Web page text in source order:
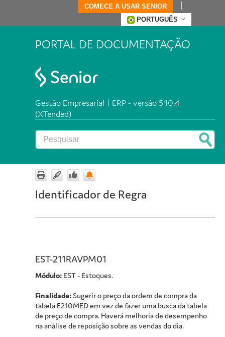
COMECE A USAR SENIOR
PORTUGUÊS
PORTAL DE DOCUMENTAÇÃO
Gestão Empresarial | ERP - versão 5.10.4
(XTended)
Identificador de Regra
EST-211RAVPM01
Módulo: EST - Estoques.
Finalidade:Sugerir o preço da ordem de compra da
tabela E210MED em vez de fazer uma busca da tabela
de preço de compra. Haverá melhoria de desempenho
na análise de reposição sobre as vendas do dia.